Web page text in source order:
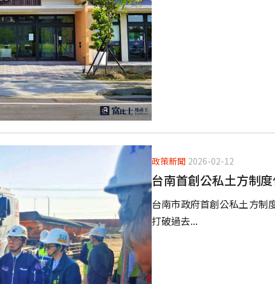
政策新聞 2026-02-12
台南首創公私土方制
台南市政府首創公私土方制
打破過去...